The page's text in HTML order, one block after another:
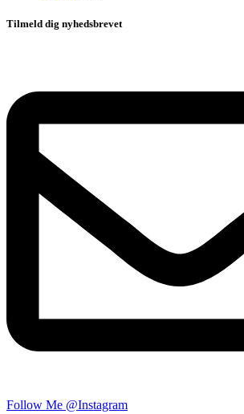
Tilmeld dig nyhedsbrevet
Follow Me @Instagram